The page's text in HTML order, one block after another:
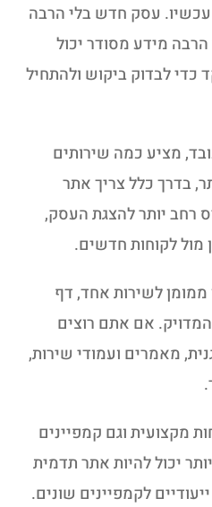
עסק חדש בלי הרבה
הרבה מידע מסודר יכול
לבדוק ביקוש ולהתחיל
מציע כמה שירותים
בדרך כלל צריך אתר
רחב יותר להצגת העסק,
מול לקוחות חדשים.
לשירות אחד, דף
המדויק. אם אתם רוצים
מאמרים ועמודי שירות,
מקצועית וגם קמפיינים
יכול להיות אתר תדמית
לקמפיינים שונים.